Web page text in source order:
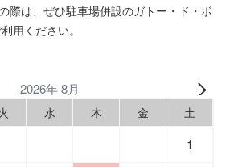
際は、ぜひ駐車場併設のガトー・ド・ボ
用ください。
2026年 8月
水 木 金 土
1